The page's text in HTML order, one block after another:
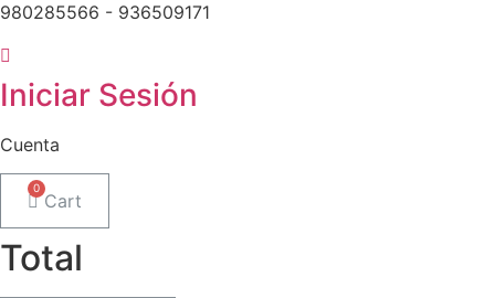
980285566 - 936509171
Iniciar Sesión
Cuenta
Cart
Total